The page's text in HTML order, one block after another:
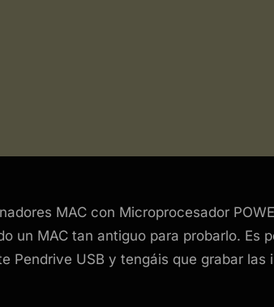
MAC con Microprocesador
un MAC tan antiguo para probarlo. Es
Pendrive USB y tengáis que grabar las